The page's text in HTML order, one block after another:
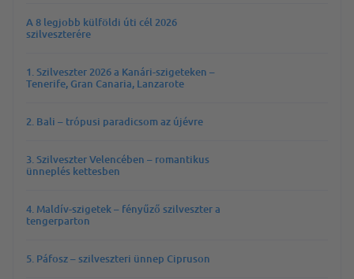
A 8 legjobb külföldi úti cél 2026
szilveszterére
1. Szilveszter 2026 a Kanári-szigeteken –
Tenerife, Gran Canaria, Lanzarote
2. Bali – trópusi paradicsom az újévre
3. Szilveszter Velencében – romantikus
ünneplés kettesben
4. Maldív-szigetek – fényűző szilveszter a
tengerparton
5. Páfosz – szilveszteri ünnep Cipruson